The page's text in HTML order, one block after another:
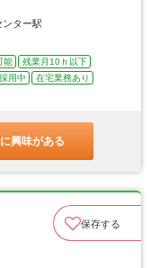
ター駅
能
残業月10ｈ以下
用中
在宅業務あり
興味がある
保存する